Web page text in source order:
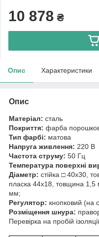
10 878 ₴
Опис Характеристики
Опис
Матеріал: сталь
Покриття: фарба
Тип фарбі: матова
Напруга живлення: 220 В
Частота струму: 50 Гц
Температура поверхні
Діаметр: стійка □ 40х30,
пласка 44х18, товщина 1,5
мм;
Регулятор: кнопковий (на
Розміщення шнура:
Перевірка на пробій